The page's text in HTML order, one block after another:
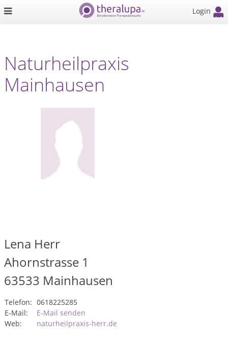
Login
Naturheilpraxis
Mainhausen
Lena Herr
Ahornstrasse 1
63533 Mainhausen
Telefon: 0618225285
E-Mail:
E-Mail senden
Web:
naturheilpraxis-herr.de